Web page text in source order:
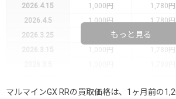
2026.4.15
1,000円 1,780円
2026.4.5
1,000円 1,780円
2026.3.25
1,000円
2026.3.15
1,000円 1,780円
2026.2.15
1,000円 1,780円
もっと見る
マルマインGX RRの買取価格は、1ヶ月前の